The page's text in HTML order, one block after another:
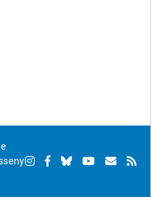
Instagram
Facebook
BlueskyYouTube